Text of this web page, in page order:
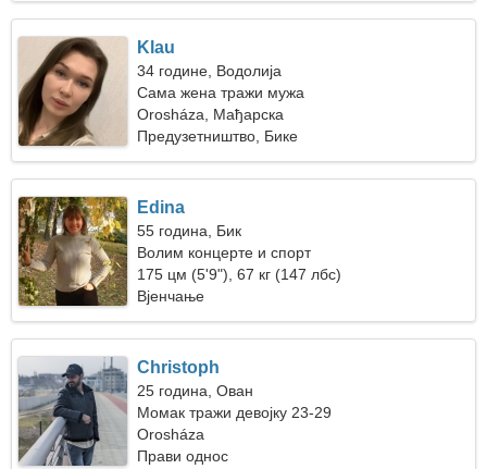
Klau
34 године, Водолија
Сама жена тражи мужа
Orosháza, Мађарска
Предузетништво, Бике
Edina
55 година, Бик
Волим концерте и спорт
175 цм (5'9"), 67 кг (147 лбс)
Вјенчање
Christoph
25 година, Ован
Момак тражи девојку 23-29
Orosháza
Прави однос